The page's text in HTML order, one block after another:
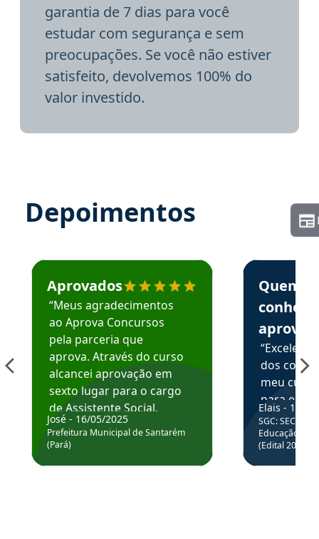
garantia de 7 dias para você
estudar com segurança e sem
preocupações. Se você não estiver
satisfeito, devolvemos 100% do
valor investido.
Depoimentos
Estudante José recomenda o Aprova Concursos em
Aprovados
“Meus agradecimentos
ao Aprova Concursos
pela parceria que
aprova. Através do curso
alcancei aprovação em
sexto lugar para o cargo
de Assistente Social.
Hoje estou atuando na
Prefeitura de Santarém.
José - 16/05/2025
Prefeitura Municipal de Santarém
(Pará)
Estudante
Quem
aprova
dos
meu
para
colocar
através
de
Elais - 15/
SGC: SEC BA
Educação
(Edital